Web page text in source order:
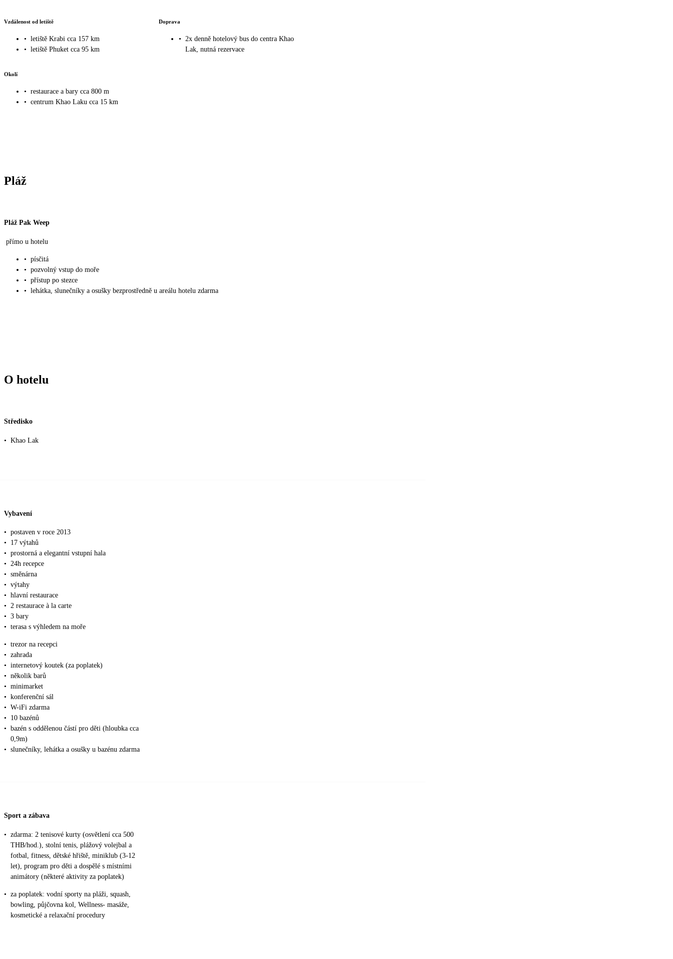
Vzdálenost od letiště
• letiště Krabi cca 157 km
• letiště Phuket cca 95 km
Doprava
• 2x denně hotelový bus do centra Khao
Lak, nutná rezervace
Okolí
• restaurace a bary cca 800 m
• centrum Khao Laku cca 15 km
Pláž
Pláž Pak Weep
přímo u hotelu
• písčitá
• pozvolný vstup do moře
• přístup po stezce
• lehátka, slunečníky a osušky bezprostředně u areálu hotelu zdarma
O hotelu
Středisko
• Khao Lak
Vybavení
• postaven v roce 2013
•
17 výtahů
• prostorná a elegantní vstupní hala
• 24h recepce
• směnárna
• výtahy
• hlavní restaurace
• 2 restaurace à la carte
• 3 bary
• terasa s výhledem na moře
• trezor na recepci
• zahrada
• internetový koutek (za poplatek)
• několik barů
• minimarket
• konferenční sál
• W-iFi zdarma
•
10 bazénů
• bazén s oddělenou částí pro děti (hloubka cca
0,9m)
• slunečníky, lehátka a osušky u bazénu zdarma
Sport a zábava
• zdarma: 2 tenisové kurty (osvětlení cca 500
THB/hod.), stolní tenis, plážový volejbal a
fotbal, fitness, dětské hřiště, miniklub (3-12
let), program pro děti a dospělé s místními
animátory (některé aktivity za poplatek)
• za poplatek: vodní sporty na pláži, squash,
bowling, půjčovna kol, Wellness- masáže,
kosmetické a relaxační procedury